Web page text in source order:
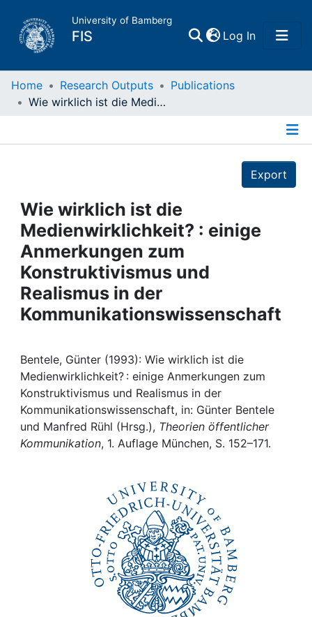
University of Bamberg
FIS Log In(current)
Home
Projects
People
Institutions
Awards
Help
Home Research Outputs
Publications
Wie wirklich ist die Medienwirklichkeit? : einige Anmerkungen zum Konstruktivismus und Realismus in der Kommunikationswissenschaft
Export
Wie wirklich ist die
Medienwirklichkeit? : einige
Anmerkungen zum
Konstruktivismus und
Realismus in der
Kommunikationswissenschaft
Bentele, Günter (1993): Wie wirklich ist die
Medienwirklichkeit? : einige Anmerkungen zum
Konstruktivismus und Realismus in der
Kommunikationswissenschaft, in: Günter Bentele
und Manfred Rühl (Hrsg.), Theorien öffentlicher
Kommunikation, 1. Auflage München, S. 152–171.